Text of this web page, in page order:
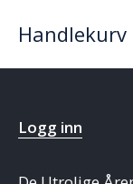
Handlekurv
Logg inn